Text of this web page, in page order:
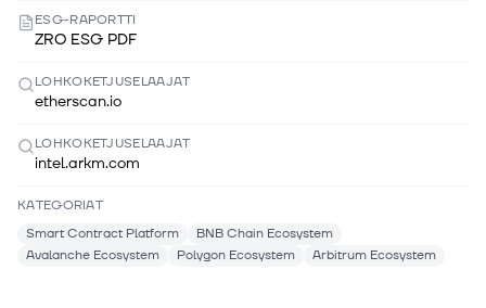
ESG-RAPORTTI
ZRO ESG PDF
LOHKOKETJUSELAAJAT
etherscan.io
LOHKOKETJUSELAAJAT
intel.arkm.com
KATEGORIAT
Smart Contract Platform
BNB Chain Ecosystem
Avalanche Ecosystem
Polygon Ecosystem Arbitrum Ecosystem